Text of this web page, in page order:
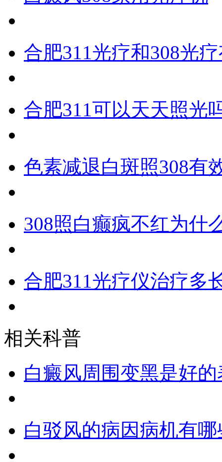
合肥311光疗和308光
合肥311可以天天照光
色素减退白斑照308有
308照白癫疯不红为什
合肥311光疗仪治疗多
相关科普
白癜风周围变黑是好
白驳风的病因病机有